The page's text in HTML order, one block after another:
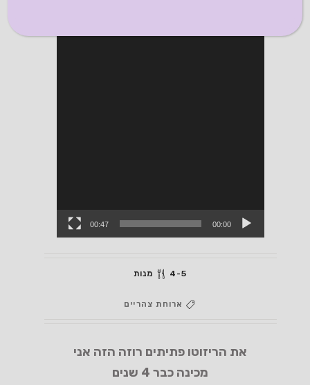
00:00
00:47
4-5 מנות
ארוחת צהריים
את הריזוטו פתיתים רוזה הזה אני
מכינה כבר 4 שנים